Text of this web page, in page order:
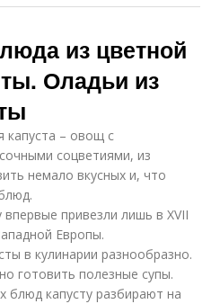
из цветной
Оладьи из
капуста – овощ с
соцветиями, из
немало вкусных и, что
привезли лишь в XVII
Европы.
в кулинарии разнообразно.
готовить полезные супы.
блюд капусту разбирают на